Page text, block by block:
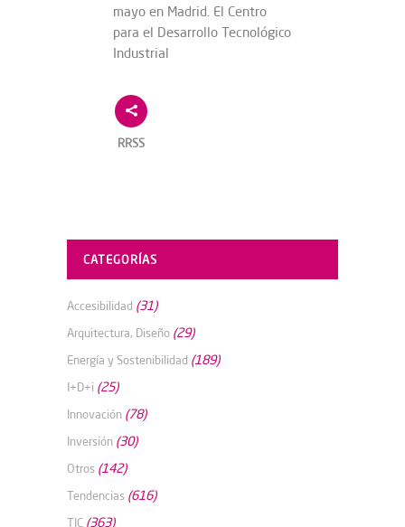
mayo en Madrid. El Centro
para el Desarrollo Tecnológico
Industrial
RRSS
CATEGORÍAS
Accesibilidad (31)
Arquitectura, Diseño (29)
Energía y Sostenibilidad (189)
I+D+i (25)
Innovación (78)
Inversión (30)
Otros (142)
Tendencias (616)
TIC (363)